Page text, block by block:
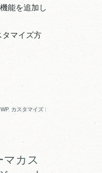
能を追加し
タマイズ方
WP, カスタマイズ |
マカス